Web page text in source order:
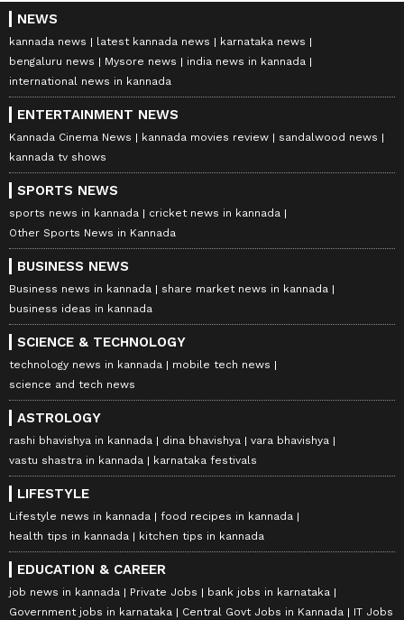
NEWS
kannada news latest kannada news
karnataka news
bengaluru news
Mysore news
india news in kannada
international news in kannada
ENTERTAINMENT NEWS
Kannada Cinema News kannada movies review
sandalwood news
kannada tv shows
SPORTS NEWS
sports news in kannada
cricket news in kannada
Other Sports News in Kannada
BUSINESS NEWS
Business news in kannada
share market news in kannada
business ideas in kannada
SCIENCE & TECHNOLOGY
technology news in kannada
mobile tech news
science and tech news
ASTROLOGY
rashi bhavishya in kannada dina bhavishya
vara bhavishya
vastu shastra in kannada
karnataka festivals
LIFESTYLE
Lifestyle news in kannada
food recipes in kannada
health tips in kannada
kitchen tips in kannada
EDUCATION & CAREER
job news in kannada Private Jobs
bank jobs in karnataka
Government jobs in karnataka
Central Govt Jobs in Kannada IT Jobs